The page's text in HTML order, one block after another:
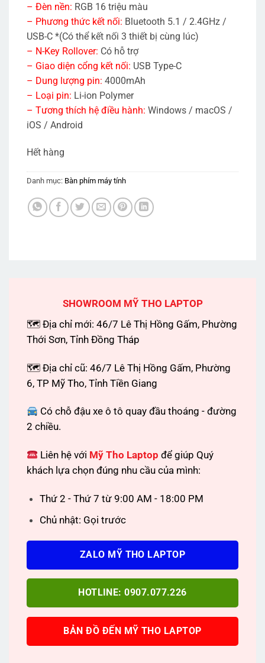
– Đèn nền: RGB 16 triệu màu
– Phương thức kết nối: Bluetooth 5.1 / 2.4GHz /
USB-C *(Có thể kết nối 3 thiết bị cùng lúc)
– N-Key Rollover: Có hỗ trợ
– Giao diện cổng kết nối: USB Type-C
– Dung lượng pin: 4000mAh
– Loại pin: Li-ion Polymer
– Tương thích hệ điều hành: Windows / macOS /
iOS / Android
Hết hàng
Danh mục: Bàn phím máy tính
SHOWROOM MỸ THO LAPTOP
🗺 Địa chỉ mới: 46/7 Lê Thị Hồng Gấm, Phường
Thới Sơn, Tỉnh Đồng Tháp
🗺 Địa chỉ cũ: 46/7 Lê Thị Hồng Gấm, Phường
6, TP Mỹ Tho, Tỉnh Tiền Giang
Có chỗ đậu xe ô tô quay đầu thoáng - đường
2 chiều.
Liên hệ với Mỹ Tho Laptop để giúp Quý
khách lựa chọn đúng nhu cầu của mình:
Thứ 2 - Thứ 7 từ 9:00 AM - 18:00 PM
Chủ nhật: Gọi trước
ZALO MỸ THO LAPTOP
HOTLINE: 0907.077.226
BẢN ĐỒ ĐẾN MỸ THO LAPTOP